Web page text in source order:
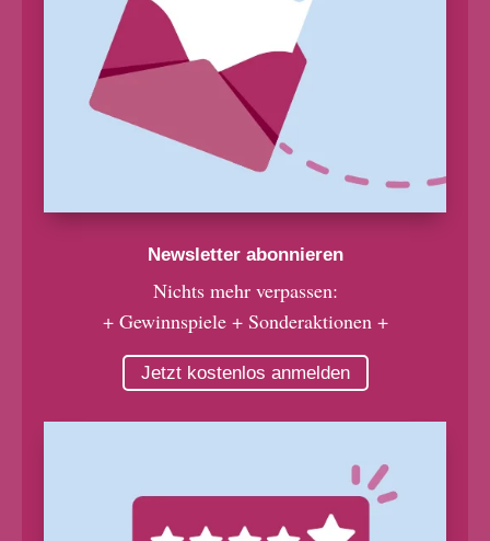
Newsletter abonnieren
Nichts mehr verpassen:
+ Gewinnspiele + Sonderaktionen +
Jetzt kostenlos anmelden